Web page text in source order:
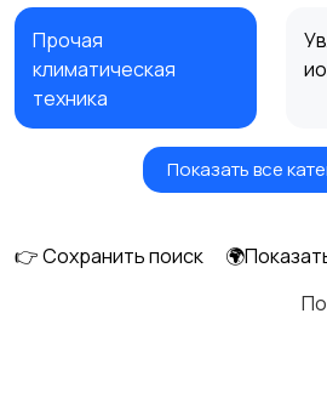
Прочая
климатическая
техника
Вентиляторы Показать все
👉 Сохранить поиск